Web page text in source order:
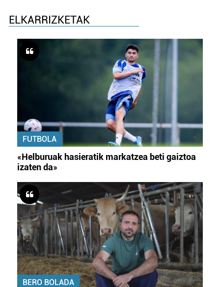
ELKARRIZKETAK
FUTBOLA
«Helburuak hasieratik markatzea beti gaiztoa
izaten da»
BERO BOLADA